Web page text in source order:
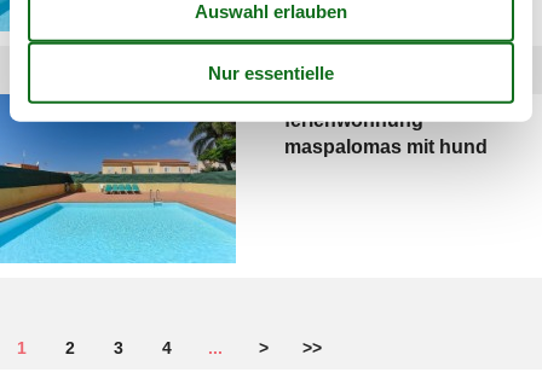
ferienwohnung
maspalomas mit hund
1 2 3 4 ... > >>